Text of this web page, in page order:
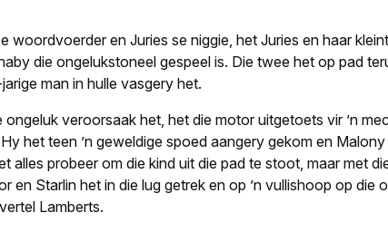
woordvoerder en Juries se niggie, het Juries en haar
die ongelukstoneel gespeel is. Die twee het op pad
man in hulle vasgery het.
veroorsaak het, het die motor uitgetoets vir ’n
het teen ’n geweldige spoed aangery gekom en
alles probeer om die kind uit die pad te stoot, maar met
en Starlin het in die lug getrek en op ’n vullishoop op die
Lamberts.